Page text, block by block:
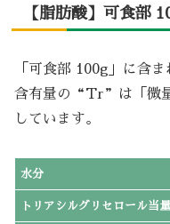
【脂肪酸】可食部
「可食部 100g」に含
含有量の“Tr”は「微
しています。
水分
トリアシルグリセロール当量